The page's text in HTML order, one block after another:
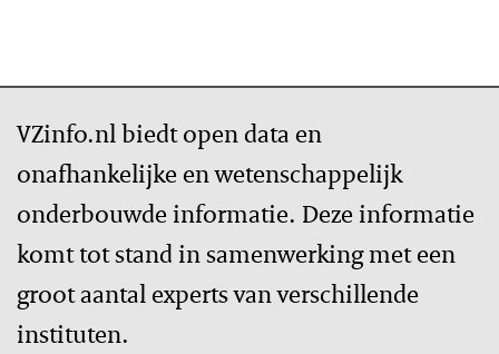
VZinfo.nl biedt open data en
onafhankelijke en wetenschappelijk
onderbouwde informatie. Deze informatie
komt tot stand in samenwerking met een
groot aantal experts van verschillende
instituten.